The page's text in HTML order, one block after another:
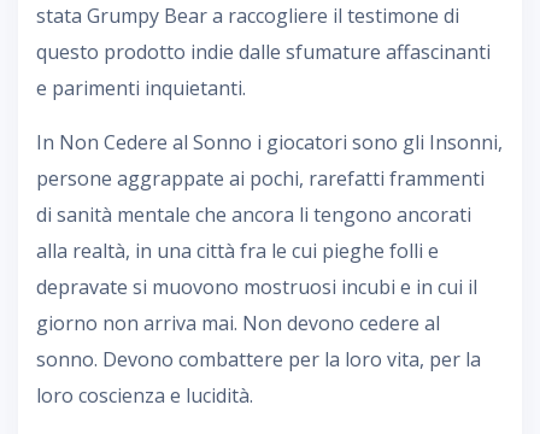
stata Grumpy Bear a raccogliere il testimone di
questo prodotto indie dalle sfumature affascinanti
e parimenti inquietanti.
In Non Cedere al Sonno i giocatori sono gli Insonni,
persone aggrappate ai pochi, rarefatti frammenti
di sanità mentale che ancora li tengono ancorati
alla realtà, in una città fra le cui pieghe folli e
depravate si muovono mostruosi incubi e in cui il
giorno non arriva mai. Non devono cedere al
sonno. Devono combattere per la loro vita, per la
loro coscienza e lucidità.